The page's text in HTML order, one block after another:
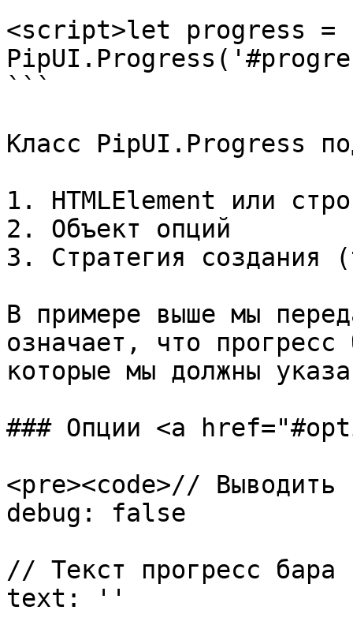
<script>let progress =
```
Класс PipUI.Progress
1. HTMLElement или
2. Объект опций
3. Стратегия
В примере выше мы
означает, что
которые мы должны
### Опции <a
<pre><code>// Выводить
debug: false
// Текст прогресс бара
text: ''